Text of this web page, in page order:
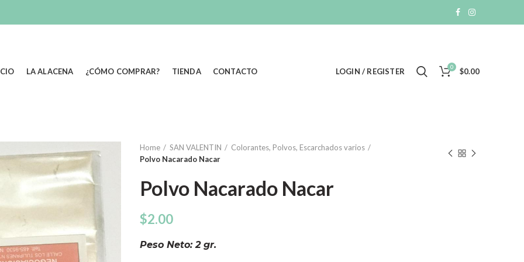
LA ALACENA ¿CÓMO COMPRAR? TIENDA CONTACTO LOGIN / REGISTER 0 $0.00
Home SAN VALENTIN
Colorantes, Polvos, Escarchados varios
Polvo Nacarado Nacar
Polvo Nacarado Nacar
$2.00
Peso Neto: 2 gr.